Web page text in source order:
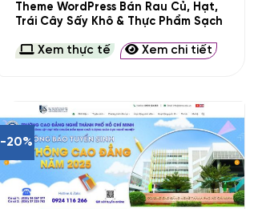
Theme WordPress Bán Rau Củ, Hạt,
Trái Cây Sấy Khô & Thực Phẩm Sạch
Xem thực tế Xem chi tiết
-20%